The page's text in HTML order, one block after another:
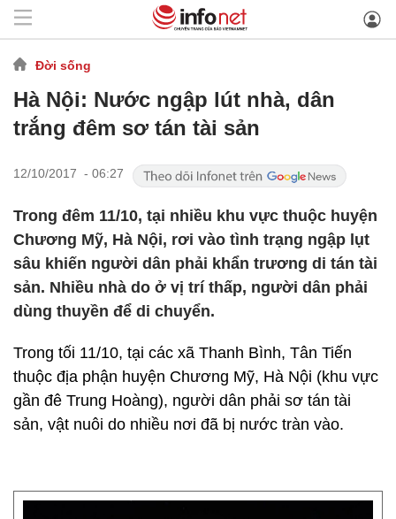
Đời sống
Hà Nội: Nước ngập lút nhà, dân
trắng đêm sơ tán tài sản
12/10/2017 - 06:27
Trong đêm 11/10, tại nhiều khu vực thuộc huyện
Chương Mỹ, Hà Nội, rơi vào tình trạng ngập lụt
sâu khiến người dân phải khẩn trương di tán tài
sản. Nhiều nhà do ở vị trí thấp, người dân phải
dùng thuyền để di chuyển.
Trong tối 11/10, tại các xã Thanh Bình, Tân Tiến
thuộc địa phận huyện Chương Mỹ, Hà Nội (khu vực
gần đê Trung Hoàng), người dân phải sơ tán tài
sản, vật nuôi do nhiều nơi đã bị nước tràn vào.